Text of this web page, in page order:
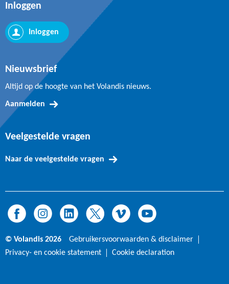
Nieuwsbrief
Altijd op de hoogte van het Volandis nieuws.
Aanmelden
Veelgestelde vragen
Naar de veelgestelde vragen
Inloggen
Inloggen
© Volandis 2026
Gebruikersvoorwaarden & disclaimer
Privacy- en cookie statement
Cookie declaration